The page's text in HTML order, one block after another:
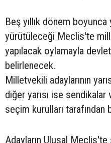
Beş yıllık dönem
yürütüleceği Meclis'te
yapılacak oylamayla
belirlenecek.
Milletvekili adaylarının
diğer yarısı ise
seçim kurulları tarafından
Adayların Ulusal